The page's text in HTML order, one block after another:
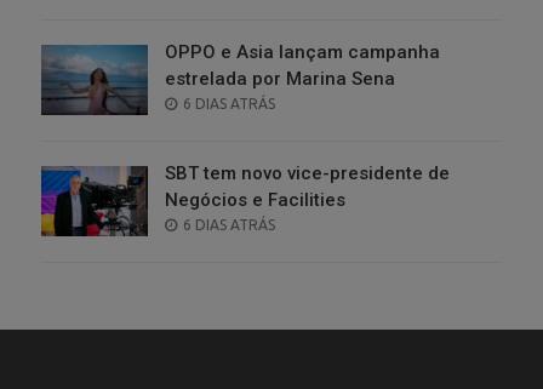
OPPO e Asia lançam campanha
estrelada por Marina Sena
POSTED
6 DIAS ATRÁS
SBT tem novo vice-presidente de
Negócios e Facilities
POSTED
6 DIAS ATRÁS